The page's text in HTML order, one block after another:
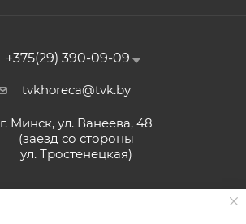
+375(29) 390-09-09
tvkhoreca@tvk.by
г. Минск, ул. Ванеева, 48
(заезд со стороны
ул. Тростенецкая)